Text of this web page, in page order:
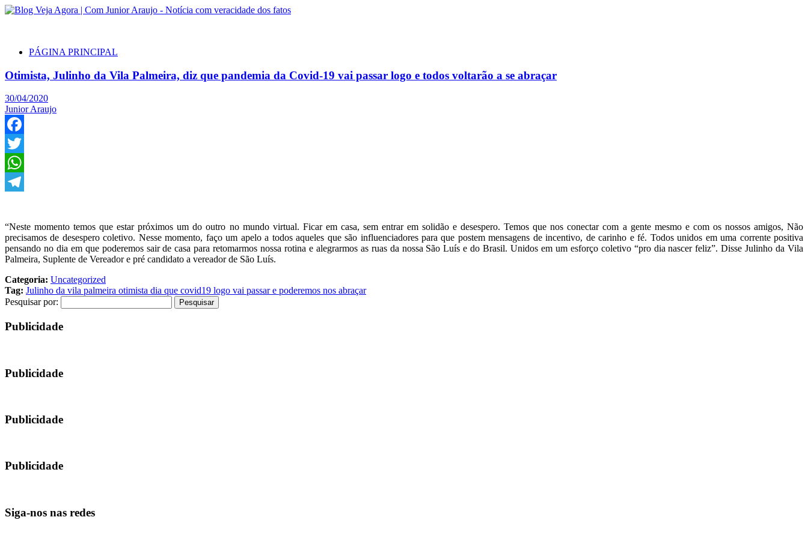
PÁGINA PRINCIPAL
Otimista, Julinho da Vila Palmeira, diz que pandemia da Covid-19 vai passar logo e todos voltarão a se abraçar
30/04/2020
Junior Araujo
Facebook
Twitter
WhatsApp
“Neste momento temos que estar próximos um do outro no mundo virtual. Ficar em casa, sem entrar em solidão e desespero. Temos que nos conectar com a gente mesmo e com os nossos amigos, Não
precisamos de desespero coletivo. Nesse momento, faço um apelo a todos aqueles que são influenciadores para que postem mensagens de incentivo, de carinho e fé. Todos unidos em uma corrente positiva
pensando no dia em que poderemos sair de casa para retomarmos nossa rotina e alegrarmos as ruas da nossa São Luís e do Brasil. Unidos em um esforço coletivo “pro dia nascer feliz”. Disse Julinho da Vila
Palmeira, Suplente de Vereador e pré candidato a vereador de São Luís.
Categoria: Uncategorized
Tag: Julinho da vila palmeira otimista dia que covid19 logo vai passar e poderemos nos abraçar
Pesquisar por:
Publicidade
Publicidade
Publicidade
Publicidade
Siga-nos nas redes